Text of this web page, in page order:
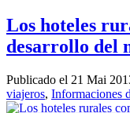
Los hoteles
desarrollo del
Publicado el 21 Mai
viajeros, Informaciones